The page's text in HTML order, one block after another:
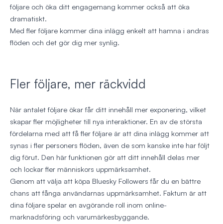
följare och öka ditt engagemang kommer också att öka
dramatiskt.
Med fler följare kommer dina inlägg enkelt att hamna i andras
flöden och det gör dig mer synlig.
Fler följare, mer räckvidd
När antalet följare ökar får ditt innehåll mer exponering, vilket
skapar fler möjligheter till nya interaktioner. En av de största
fördelarna med att få fler följare är att dina inlägg kommer att
synas i fler personers flöden, även de som kanske inte har följt
dig förut. Den här funktionen gör att ditt innehåll delas mer
och lockar fler människors uppmärksamhet.
Genom att välja att köpa Bluesky Followers får du en bättre
chans att fånga användarnas uppmärksamhet. Faktum är att
dina följare spelar en avgörande roll inom online-
marknadsföring och varumärkesbyggande.